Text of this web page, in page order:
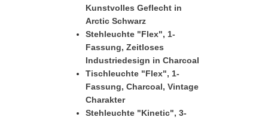
Kunstvolles Geflecht in
Arctic Schwarz
Stehleuchte "Flex", 1-
Fassung, Zeitloses
Industriedesign in Charcoal
Tischleuchte "Flex", 1-
Fassung, Charcoal, Vintage
Charakter
Stehleuchte "Kinetic", 3-